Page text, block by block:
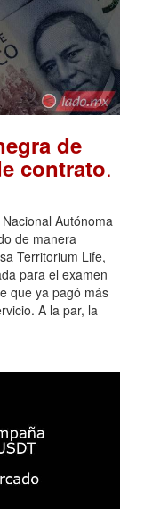
de
contrato.
Autónoma
de manera
Territorium Life,
para el examen
que ya pagó más
A la par, la